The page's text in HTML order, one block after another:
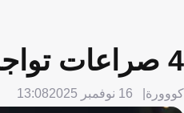
كووورة 16 نوفمبر 2025 13:08